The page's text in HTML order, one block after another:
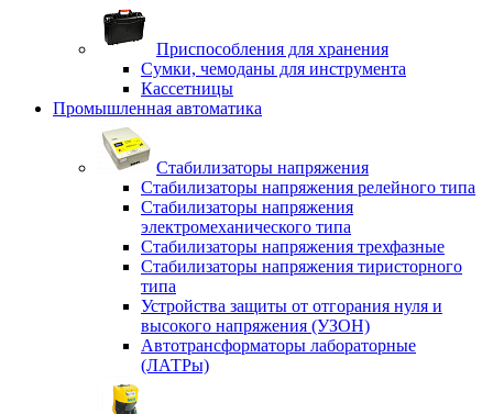
Приспособления для хранения
Сумки, чемоданы для инструмента
Кассетницы
Промышленная автоматика
Стабилизаторы напряжения
Стабилизаторы напряжения релейного типа
Стабилизаторы напряжения
электромеханического типа
Стабилизаторы напряжения трехфазные
Стабилизаторы напряжения тиристорного
типа
Устройства защиты от отгорания нуля и
высокого напряжения (УЗОН)
Автотрансформаторы лабораторные
(ЛАТРы)